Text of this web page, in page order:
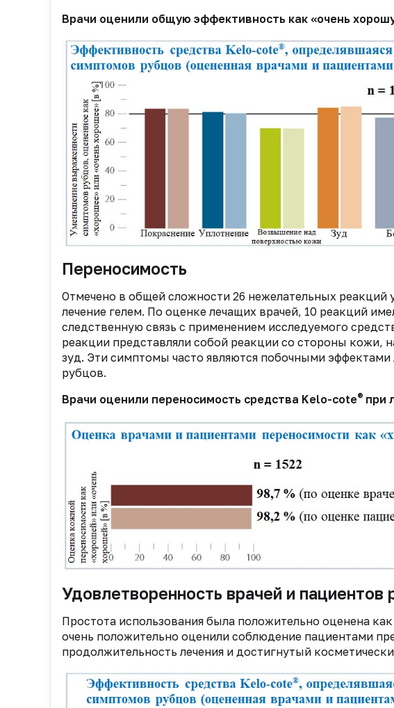
Врачи оценили общую эффективность как «очень
Переносимость
Отмечено в общей сложности 26 нежелательных реакций
лечение гелем. По оценке лечащих врачей, 10 реакций
следственную связь с применением исследуемого
реакции представляли собой реакции со стороны
зуд. Эти симптомы часто являются побочными
рубцов.
Врачи оценили переносимость средства Kelo-cote® при
Удовлетворенность врачей и
Простота использования была положительно оценена
очень положительно оценили соблюдение пациентами
продолжительность лечения и достигнутый